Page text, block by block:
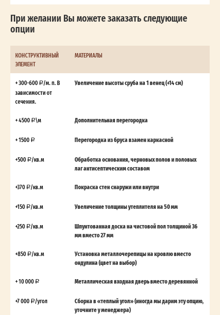
При желании Вы можете заказать следующие
опции
КОНСТРУКТИВНЫЙ
ЭЛЕМЕНТ
МАТЕРИАЛЫ
+ 300-600
/м. п. В
зависимости от
сечения.
Увеличение высоты сруба на 1 венец (+14 см)
+ 4500 \м Дополнительная перегородка
+ 1500 Перегородка из бруса взамен каркасной
+500 /кв.м
Обработка основания, черновых полов и половых
лаг антисептическим составом
+370 /кв.м Покраска стен снаружи или внутри
+150 /кв.м Увеличение толщины утеплителя на 50 мм
+250 /кв.м
Шпунтованная доска на чистовой пол толщиной 36
мм вместо 27 мм
+850 /кв.м
Установка металлочерепицы на кровлю вместо
ондулина (цвет на выбор)
+ 10 000 Металлическая входная дверь вместо деревянной
+7 000 /угол
Сборка в «теплый угол» (иногда мы дарим эту опцию,
уточните у менеджера)